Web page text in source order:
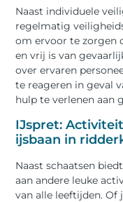
Naast individuele
regelmatig
om ervoor te zorgen
en vrij is van
over ervaren
te reageren in geval
hulp te verlenen aan
IJspret:
ijsbaan in
Naast schaatsen
aan andere leuke
van alle leeftijden. Of